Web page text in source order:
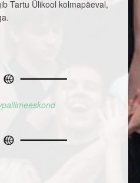
Tartu Ülikool kolmapäeval,